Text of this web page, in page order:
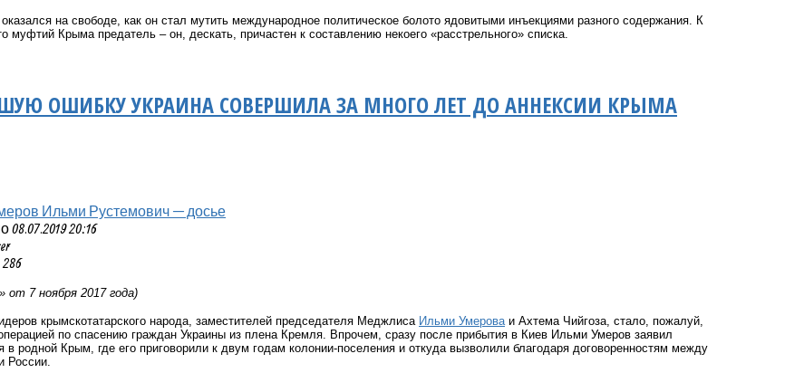
оказался на свободе, как он стал мутить международное политическое болото ядовитыми инъекциями разного содержания. К
муфтий Крыма предатель – он, дескать, причастен к составлению некоего «расстрельного» списка.
ОШИБКУ УКРАИНА СОВЕРШИЛА ЗА МНОГО ЛЕТ ДО АННЕКСИИ КРЫМА
Ильми Рустемович — досье
20:16
7 ноября 2017 года)
крымскотатарского народа, заместителей председателя Меджлиса Ильми Умероваи Ахтема Чийгоза, стало, пожалуй,
по спасению граждан Украины из плена Кремля. Впрочем, сразу после прибытия в Киев Ильми Умеров заявил
в родной Крым, где его приговорили к двум годам колонии-поселения и откуда вызволили благодаря договоренностям между
России.